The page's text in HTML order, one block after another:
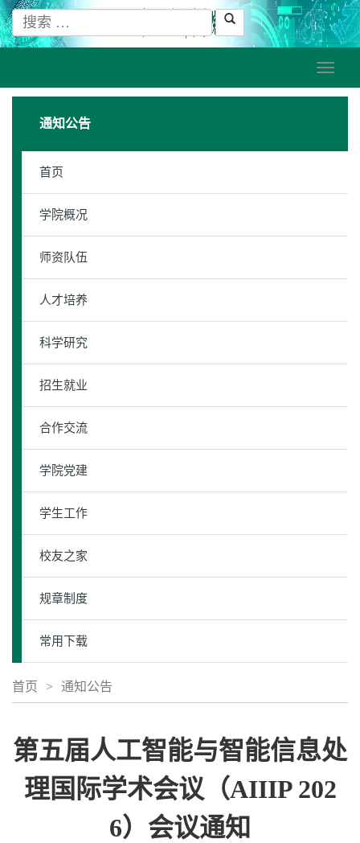
通知公告
首页
学院概况
师资队伍
人才培养
科学研究
招生就业
合作交流
学院党建
学生工作
校友之家
规章制度
常用下载
首页 > 通知公告
第五届人工智能与智能信息处
理国际学术会议（AIIIP 202
6）会议通知